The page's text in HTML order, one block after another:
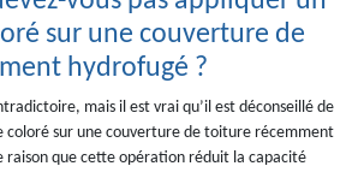
sur une couverture de
hydrofugé ?
mais il est vrai qu’il est déconseillé de
coloré sur une couverture de toiture récemment
raison que cette opération réduit la capacité